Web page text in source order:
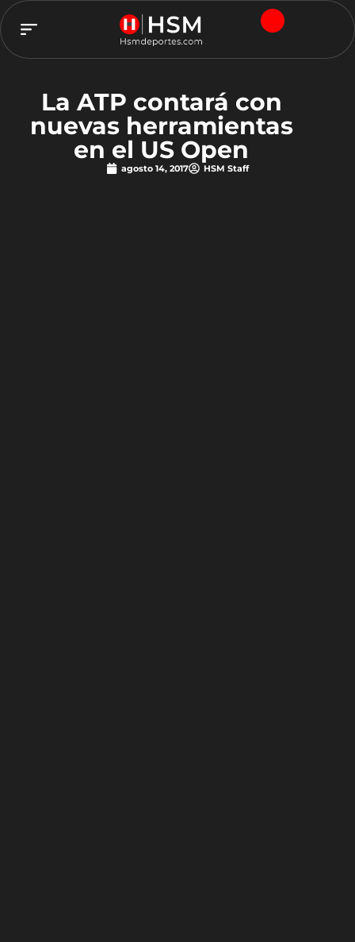
La ATP contará con
nuevas herramientas
en el US Open
agosto 14, 2017 HSM Staff